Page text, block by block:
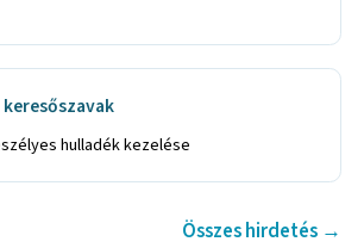
hulladék kezelése
Összes hirdetés →